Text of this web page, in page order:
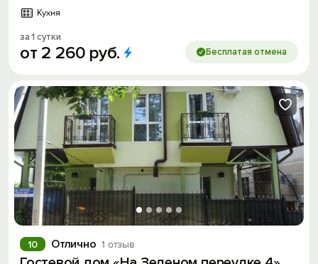
Кухня
за 1 сутки
от 2 260 руб. Бесплатая отмена
Отлично 1 отзыв
10